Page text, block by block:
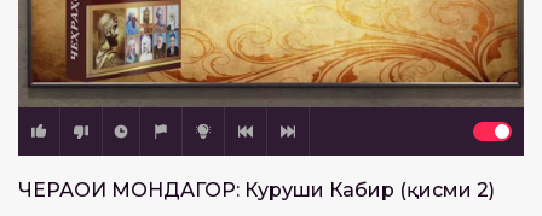
ЧЕҲРАҲОИ МОНДАГОР: Куруши Кабир (қисми 2)